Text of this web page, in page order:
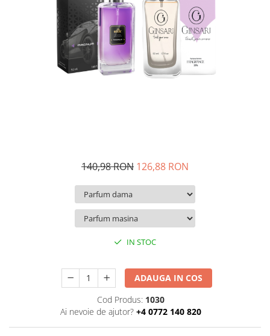
140,98 RON 126,88 RON
IN STOC
ADAUGA IN COS
Cod Produs: 1030
Ai nevoie de ajutor? +4 0772 140 820